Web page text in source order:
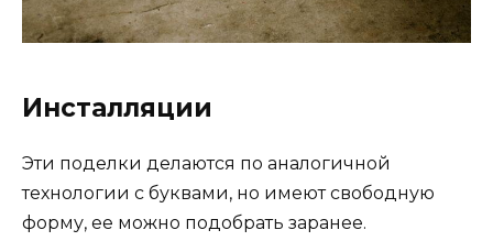
Инсталляции
Эти поделки делаются по аналогичной
технологии с буквами, но имеют свободную
форму, ее можно подобрать заранее.